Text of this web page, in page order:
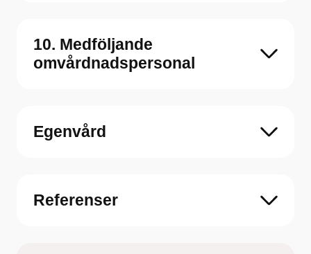
10. Medföljande
omvårdnadspersonal
Egenvård
Referenser